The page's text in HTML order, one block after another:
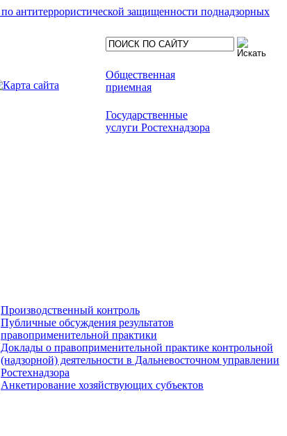
антитеррористической защищенности поднадзорных
Общественная
приемная
Государственные
услуги Ростехнадзора
Производственный контроль
Публичные обсуждения результатов
правоприменительной практики
Доклады о правоприменительной практике контрольной
(надзорной) деятельности в Дальневосточном управлении
Ростехнадзора
Анкетирование хозяйствующих субъектов